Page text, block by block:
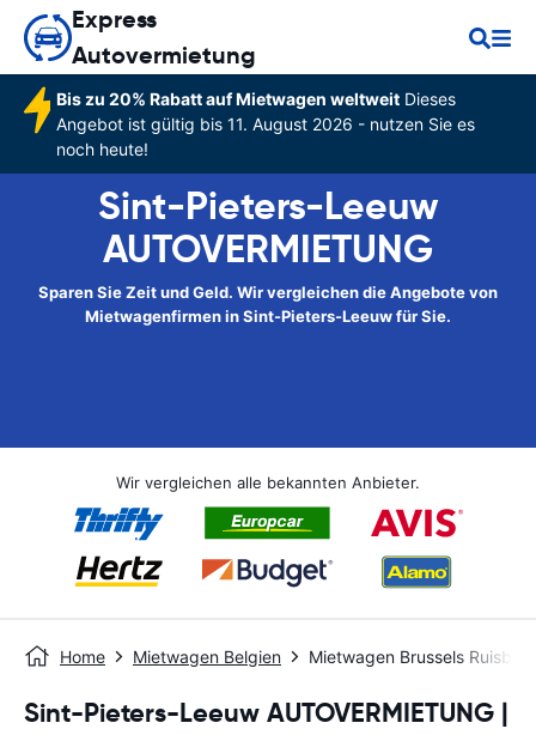
Express
Autovermietung
Bis zu 20% Rabatt auf Mietwagen weltweitDieses
Angebot ist gültig bis 11. August 2026 - nutzen Sie es
noch heute!
Sint-Pieters-Leeuw
AUTOVERMIETUNG
Sparen Sie Zeit und Geld. Wir vergleichen die Angebote von
Mietwagenfirmen in Sint-Pieters-Leeuw für Sie.
Wir vergleichen alle bekannten Anbieter.
Home Mietwagen Belgien Mietwagen Brussels
Sint-Pieters-Leeuw AUTOVERMIETUNG |